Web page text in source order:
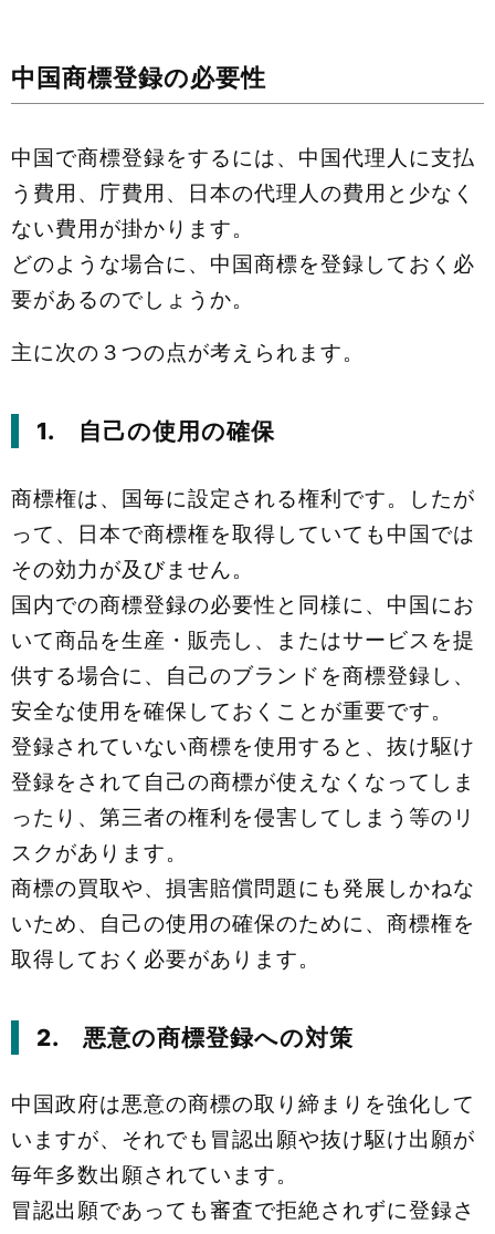
中国商標登録の必要性
中国で商標登録をするには、中国代理人に支払
う費用、庁費用、日本の代理人の費用と少なく
ない費用が掛かります。
どのような場合に、中国商標を登録しておく必
要があるのでしょうか。
主に次の３つの点が考えられます。
1. 自己の使用の確保
商標権は、国毎に設定される権利です。したが
って、日本で商標権を取得していても中国では
その効力が及びません。
国内での商標登録の必要性と同様に、中国にお
いて商品を生産・販売し、またはサービスを提
供する場合に、自己のブランドを商標登録し、
安全な使用を確保しておくことが重要です。
登録されていない商標を使用すると、抜け駆け
登録をされて自己の商標が使えなくなってしま
ったり、第三者の権利を侵害してしまう等のリ
スクがあります。
商標の買取や、損害賠償問題にも発展しかねな
いため、自己の使用の確保のために、商標権を
取得しておく必要があります。
2. 悪意の商標登録への対策
中国政府は悪意の商標の取り締まりを強化して
いますが、それでも冒認出願や抜け駆け出願が
毎年多数出願されています。
冒認出願であっても審査で拒絶されずに登録さ